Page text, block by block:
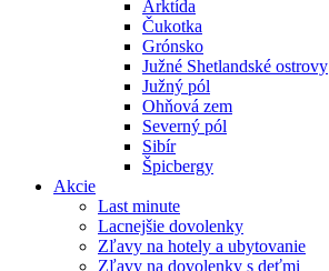
Arktída
Čukotka
Grónsko
Južné Shetlandské ostrovy
Južný pól
Ohňová zem
Severný pól
Sibír
Špicbergy
Akcie
Last minute
Lacnejšie dovolenky
Zľavy na hotely a ubytovanie
Zľavy na dovolenky s deťmi